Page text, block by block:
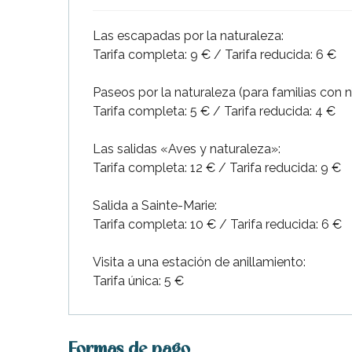
Las escapadas por la naturaleza:
Tarifa completa: 9 € / Tarifa reducida: 6 €
Paseos por la naturaleza (para familias con
Tarifa completa: 5 € / Tarifa reducida: 4 €
Las salidas «Aves y naturaleza»:
Tarifa completa: 12 € / Tarifa reducida: 9 €
Salida a Sainte-Marie:
Tarifa completa: 10 € / Tarifa reducida: 6 €
Visita a una estación de anillamiento:
Tarifa única: 5 €